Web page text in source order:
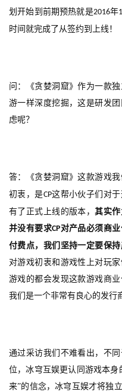
届
茶
7
月
日
游
茶
对
接
会
划开始到前期预热就是2016年1
时间就完成了从签约到上线！
问：《贪婪洞窟》作为一款
游一样深度挖掘，这是研发
虑呢？
答：《贪婪洞窟》这款游戏
初衷，是CP这帮小伙子们对
有了正式上线的版本，其实
并没有要求CP对产品必须商
付费点，我们坚持一定要保
对游戏初衷和游戏性上对玩
游戏的都会发现这款游戏商
我们是一个非常有良心的发行
通过采访我们不难看出，不
位，冰穹互娱更认同游戏本
来”的信念，冰穹互娱才将独